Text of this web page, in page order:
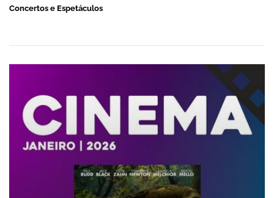
Concertos e Espetáculos